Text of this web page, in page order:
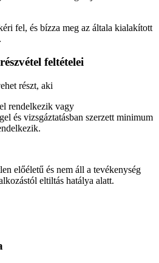
fel, és bízza meg az általa kialakított
feltételei
részt, aki
rendelkezik vagy
és vizsgáztatásban szerzett minimum
előéletű és nem áll a tevékenység
eltiltás hatálya alatt.